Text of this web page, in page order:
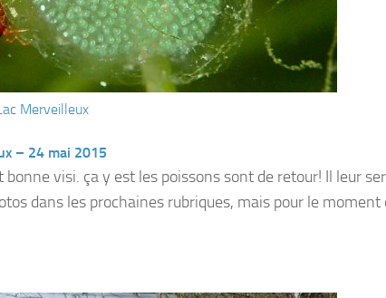
Merveilleux
– 24 mai 2015
bonne visi. ça y est les poissons sont de retour! Il leur
dans les prochaines rubriques, mais pour le moment